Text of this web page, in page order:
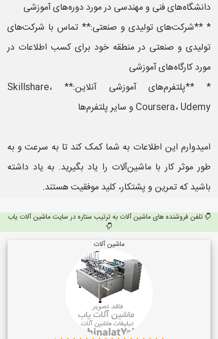
دانشگاه‌های فنی و مهندسی در مورد دوره‌های آموزشی
* **شرکت‌های تولیدی و صنعتی:** تماس با شرکت‌های
تولیدی و صنعتی در منطقه خود برای کسب اطلاعات در
مورد کارگاه‌های آموزشی
* **پلتفرم‌های آموزشی آنلاین:** Skillshare،
Coursera، Udemy و سایر پلتفرم‌ها
امیدوارم این اطلاعات به شما کمک کند تا به سرعت و به
طور موثر کار با ماشین‌آلات را یاد بگیرید. به یاد داشته
باشید که تمرین و پشتکار، کلید موفقیت هستند.
تلفن فروشنده های ماشین آلات به ترتیب ستاره در سایت ماشین آلات یاب
ماشین آلات